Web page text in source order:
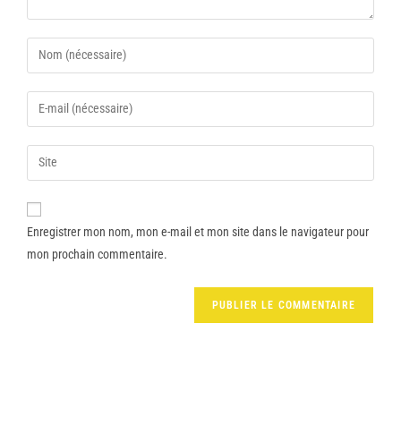
Enregistrer mon nom, mon e-mail et mon site dans le navigateur pour
mon prochain commentaire.